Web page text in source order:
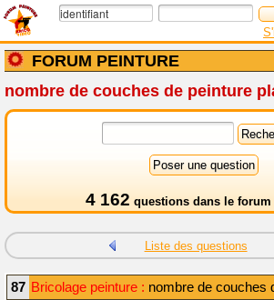
FORUM PEINTURE
nombre de couches de peinture
4 162 questions dans le forum
Liste des questions
87 Bricolage peinture : nombre de couches